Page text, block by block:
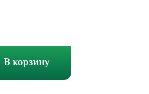
В корзину